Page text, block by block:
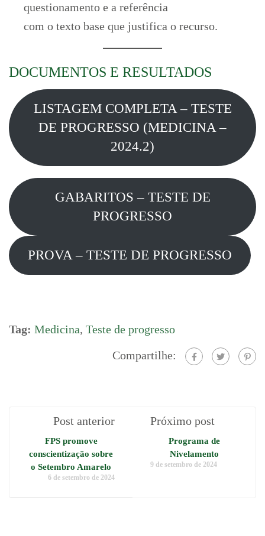
questionamento e a referência
com o texto base que justifica o recurso.
DOCUMENTOS E RESULTADOS
LISTAGEM COMPLETA – TESTE
DE PROGRESSO (MEDICINA –
2024.2)
GABARITOS – TESTE DE
PROGRESSO
PROVA – TESTE DE PROGRESSO
Tag: Medicina, Teste de progresso
Compartilhe:
Post anterior
FPS promove
conscientização sobre
o Setembro Amarelo
6 de setembro de 2024
Próximo post
Programa de
Nivelamento
9 de setembro de 2024